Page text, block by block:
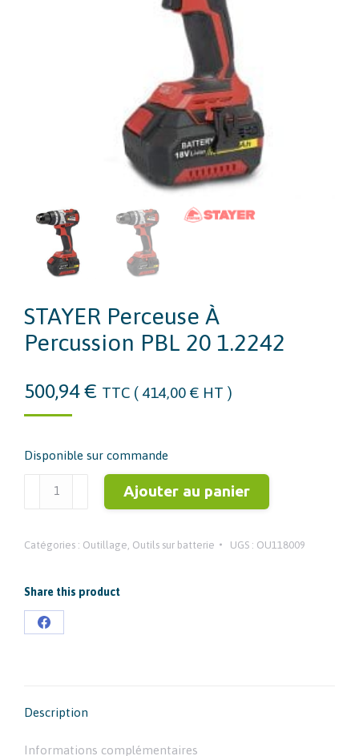
STAYER Perceuse À
Percussion PBL 20 1.2242
500,94€ TTC ( 414,00 € HT )
Disponible sur commande
quantité
Perceuse
percussion
PBL
20
Ajouter au panier
Catégories : Outillage Outils sur batterie UGS : OU118009
Share this product
Partager
Description
Informations complémentaires